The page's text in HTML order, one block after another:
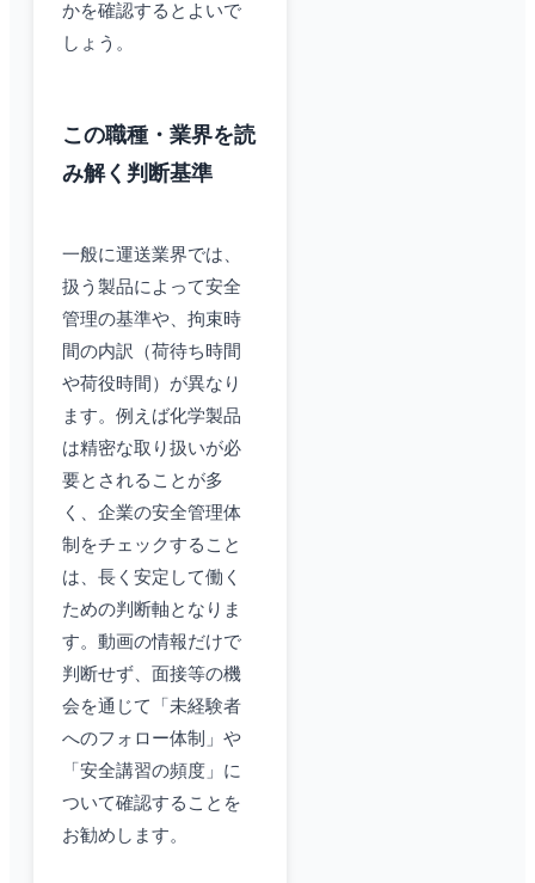
かを確認するとよいで
しょう。
この職種・業界を読
み解く判断基準
一般に運送業界では、
扱う製品によって安全
管理の基準や、拘束時
間の内訳（荷待ち時間
や荷役時間）が異なり
ます。例えば化学製品
は精密な取り扱いが必
要とされることが多
く、企業の安全管理体
制をチェックすること
は、長く安定して働く
ための判断軸となりま
す。動画の情報だけで
判断せず、面接等の機
会を通じて「未経験者
へのフォロー体制」や
「安全講習の頻度」に
ついて確認することを
お勧めします。